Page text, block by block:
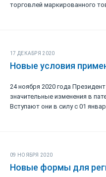
торговлей маркированного
17 ДЕКАБРЯ 2020
Новые условия
24 ноября 2020 года
значительные изменения в
Вступают они в силу с 01
09 НОЯБРЯ 2020
Новые формы для